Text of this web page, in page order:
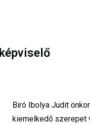
Biró Ibolya Judit
kiemelkedő szerepet